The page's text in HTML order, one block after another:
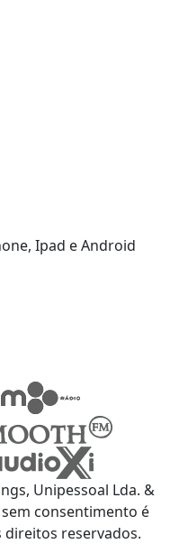
Ipad e Android
Unipessoal Lda. &
consentimento é
direitos reservados.